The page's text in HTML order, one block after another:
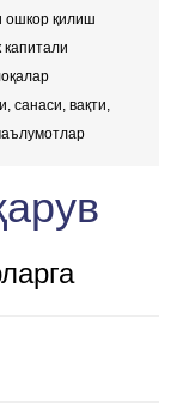
ошкор қилиш
санаси, вақти,